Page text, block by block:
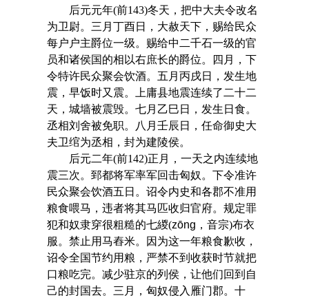
后元元年(前143)冬天，把中大夫令改名
为卫尉。三月丁酉日，大赦天下，赐给民众
每户户主爵位一级。赐给中二千石一级的官
员和诸侯国的相以右庶长的爵位。四月，下
令特许民众聚会饮酒。五月丙戌日，发生地
震，早饭时又震。上庸县地震连续了二十二
天，城墙被震毁。七月乙巳日，发生日食。
丞相刘舍被免职。八月壬辰日，任命御史大
夫卫绾为丞相，封为建陵侯。
后元二年(前142)正月，一天之内连续地
震三次。郅都将军率军回击匈奴。下令准许
民众聚会饮酒五日。诏令内史和各郡不准用
粮食喂马，违者将其马匹收归官府。规定罪
犯和奴隶穿很粗糙的七緵(zōng ，音宗)布衣
服。禁止用马舂米。因为这一年粮食歉收，
诏令全国节约用粮，严禁不到收获时节就把
口粮吃完。减少驻京的列侯，让他们回到自
己的封国去。三月，匈奴侵入雁门郡。十